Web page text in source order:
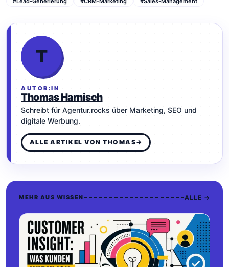
T
AUTOR:IN
Thomas Harnisch
Schreibt für Agentur.rocks über Marketing, SEO und
digitale Werbung.
ALLE ARTIKEL VON THOMAS→
MEHR AUS WISSEN ALLE →